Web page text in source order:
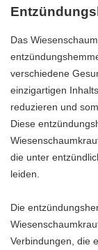
Das
verschiedene
einzigartigen
reduzieren und
Diese
die unter
leiden.
Die
Verbindungen, die